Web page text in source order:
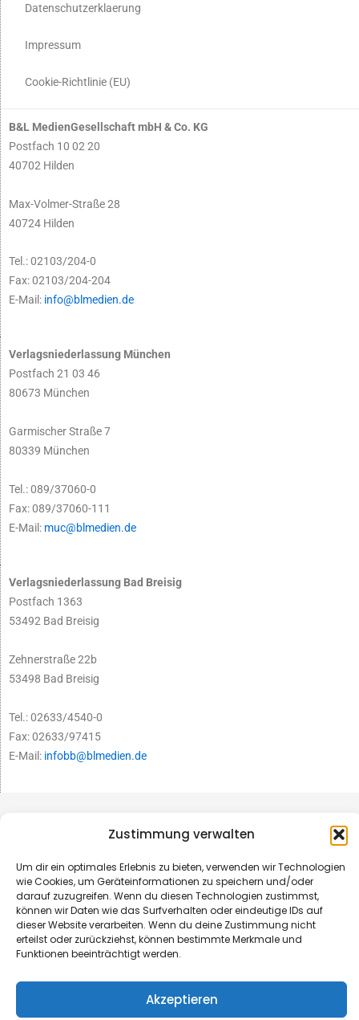
Zustimmung verwalten
Um dir ein optimales Erlebnis zu bieten, verwenden wir Technologien
wie Cookies, um Geräteinformationen zu speichern und/oder
darauf zuzugreifen. Wenn du diesen Technologien zustimmst,
können wir Daten wie das Surfverhalten oder eindeutige IDs auf
dieser Website verarbeiten. Wenn du deine Zustimmung nicht
erteilst oder zurückziehst, können bestimmte Merkmale und
Funktionen beeinträchtigt werden.
Akzeptieren
Datenschutzerklaerung
Impressum
Cookie-Richtlinie (EU)
B&L MedienGesellschaft mbH & Co. KG
Postfach 10 02 20
40702 Hilden
Max-Volmer-Straße 28
40724 Hilden
Tel.: 02103/204-0
Fax: 02103/204-204
E-Mail: info@blmedien.de
Verlagsniederlassung München
Postfach 21 03 46
80673 München
Garmischer Straße 7
80339 München
Tel.: 089/37060-0
Fax: 089/37060-111
E-Mail: muc@blmedien.de
Verlagsniederlassung Bad Breisig
Postfach 1363
53492 Bad Breisig
Zehnerstraße 22b
53498 Bad Breisig
Tel.: 02633/4540-0
Fax: 02633/97415
E-Mail: infobb@blmedien.de